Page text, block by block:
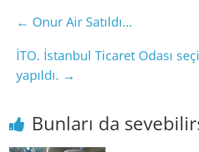
← Onur Air Satıldı…
İTO. İstanbul Ticaret Odası
yapıldı. →
Bunları da